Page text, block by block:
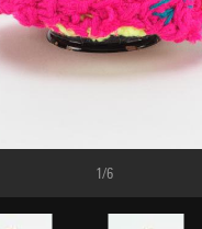
Mauri/Dist. GrandPalaisRmn
1/6